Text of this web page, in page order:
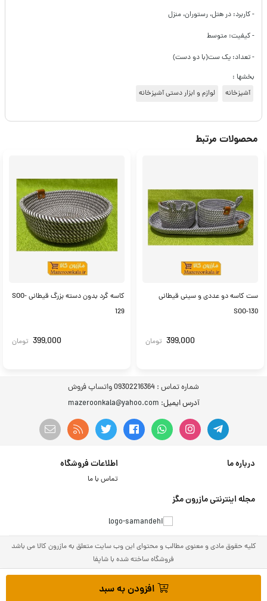
افزودن به سبد
- کاربرد: در هتل، رستوران، منزل
- کیفیت: متوسط
- تعداد: یک ست(با دو دست)
بخشها :
آشپزخانه
لوازم و ابزار دستی آشپزخانه
محصولات مرتبط
ست کاسه دو عددی و سینی قیطانی
SOO-130
399,000 تومان
کاسه گرد بدون دسته بزرگ قیطانی SOO-
129
399,000 تومان
شماره تماس : 09302216364 واتساپ فروش
آدرس ایمیل: mazeroonkala@yahoo.com
درباره ما اطلاعات فروشگاه
تماس با ما
مجله اینترنتی مازرون مگز
کلیه حقوق مادی و معنوی مطالب و محتوای این وب سایت متعلق به مازرون کالا می باشد
فروشگاه ساخته شده با شاپفا